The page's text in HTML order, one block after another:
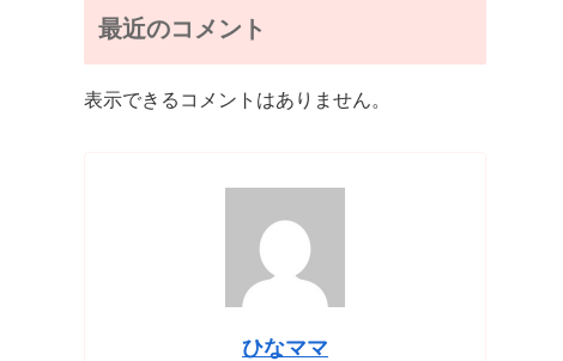
最近のコメント
表示できるコメントはありません。
ひなママ